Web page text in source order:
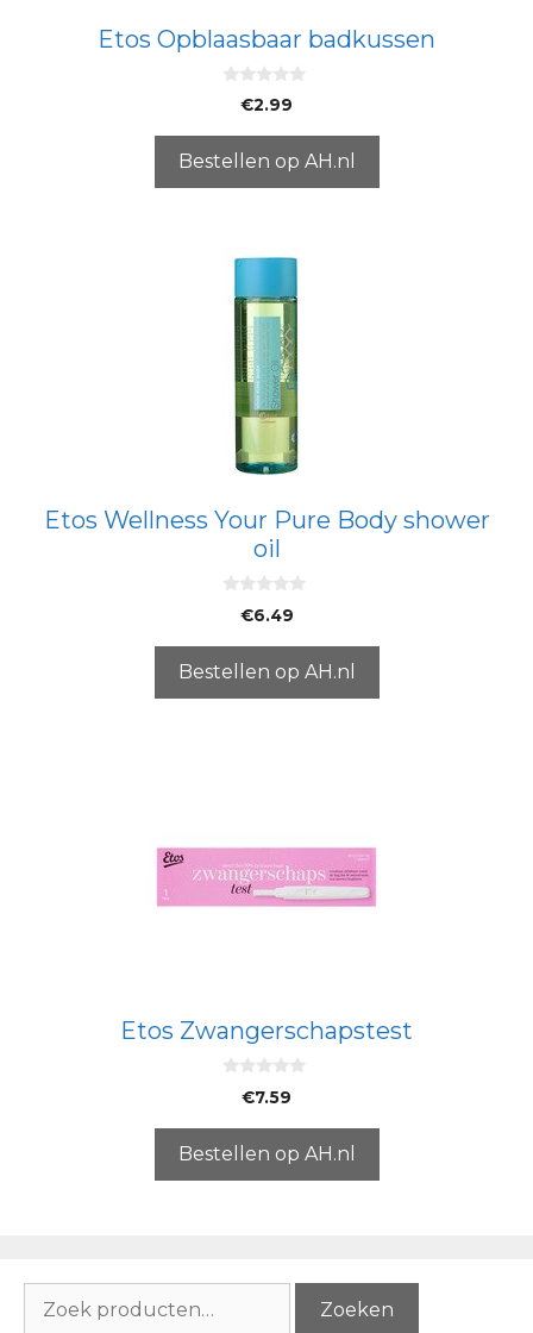
Etos Opblaasbaar badkussen
5
€2.99
Bestellen op AH.nl
Etos Wellness Your Pure Body shower
oil
5
€6.49
Bestellen op AH.nl
Etos Zwangerschapstest
5
€7.59
Bestellen op AH.nl
naar:
Zoeken